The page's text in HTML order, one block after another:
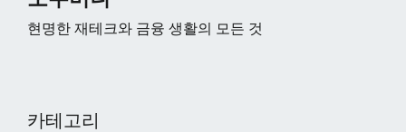
현명한 재테크와 금융 생활의 모든 것
카테고리